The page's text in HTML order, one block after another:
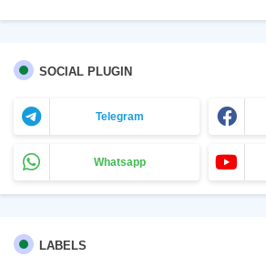
SOCIAL PLUGIN
Telegram
Whatsapp
LABELS